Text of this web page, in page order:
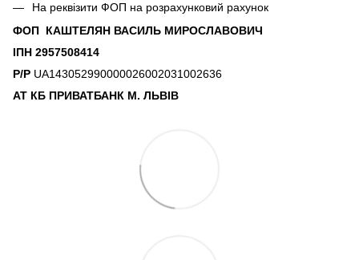
На реквізити ФОП на розрахунковий рахунок
ФОП КАШТЕЛЯН ВАСИЛЬ МИРОСЛАВОВИЧ
ІПН 2957508414
Р/Р UA143052990000026002031002636
АТ КБ ПРИВАТБАНК М. ЛЬВІВ